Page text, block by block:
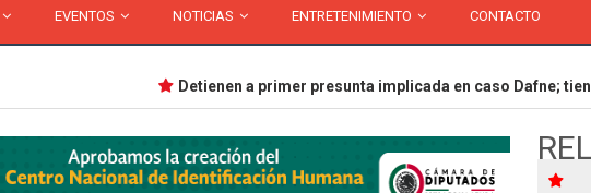
EVENTOS NOTICIAS ENTRETENIMIENTO CONTACTO
Detienen a primer presunta implicada en caso Dafne; tiene